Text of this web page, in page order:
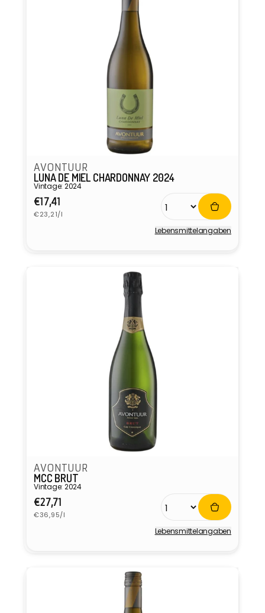
AVONTUUR
LUNA DE MIEL CHARDONNAY 2024
Vintage: 2024
Normaler
Preis
€17,41
Grundpreis
€23,21/l
Lebensmittel­angaben
AVONTUUR
MCC BRUT
Vintage: 2024
Normaler
Preis
€27,71
Grundpreis
€36,95/l
Lebensmittel­angaben